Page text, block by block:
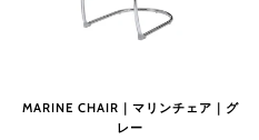
MARINE CHAIR｜マリンチェア｜グ
レー